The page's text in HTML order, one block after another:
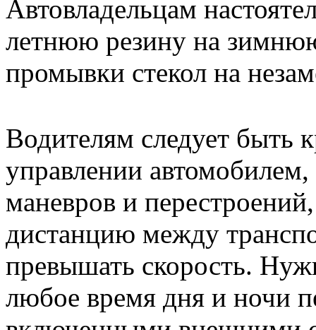
Автовладельцам
летнюю резину на
промывки стекол на
Водителям следует быть
управлении автомобилем,
маневров и
дистанцию между
превышать скорость.
любое время дня и ночи